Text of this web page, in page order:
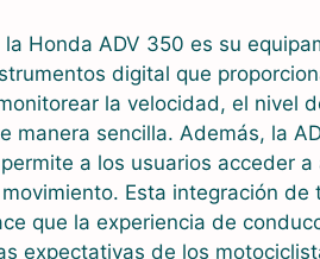
Honda ADV 350 es su
digital que
la velocidad, el nivel
manera sencilla. Además, la
a los usuarios acceder
Esta integración de
que la experiencia de
expectativas de los